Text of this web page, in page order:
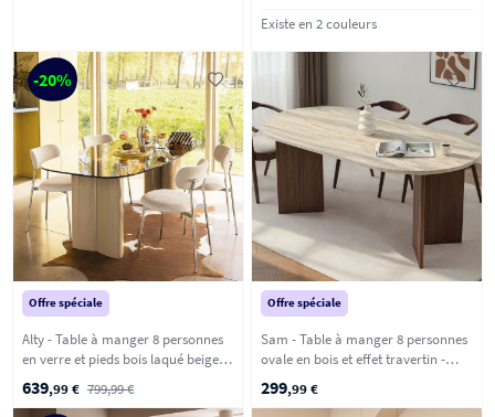
Existe en 2 couleurs
-20%
Offre spéciale
Alty - Table à manger 8 personnes
en verre et pieds bois laqué beige -
Verre ambré
639,99 € 799,99 €
Offre spéciale
Sam - Table à manger 8 personnes
ovale en bois et effet travertin -
Beige
299,99 €